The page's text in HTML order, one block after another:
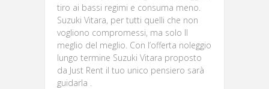
tiro ai bassi regimi e consuma meno.
Suzuki Vitara, per tutti quelli che non
vogliono compromessi, ma solo Il
meglio del meglio. Con l’offerta noleggio
lungo termine Suzuki Vitara proposto
da Just Rent il tuo unico pensiero sarà
guidarla .